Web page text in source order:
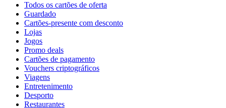
Todos os cartões de oferta
Guardado
Cartões-presente com desconto
Lojas
Jogos
Promo deals
Cartões de pagamento
Vouchers criptográficos
Viagens
Entretenimento
Desporto
Restaurantes